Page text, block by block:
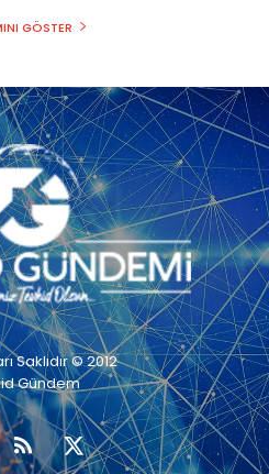
GÖSTER
Saklıdır © 2012
Gündem